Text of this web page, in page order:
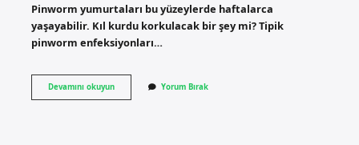
Pinworm yumurtaları bu yüzeylerde haftalarca
yaşayabilir. Kıl kurdu korkulacak bir şey mi? Tipik
pinworm enfeksiyonları…
Devamını okuyunKıl
Kurdu
Yorum Bırak